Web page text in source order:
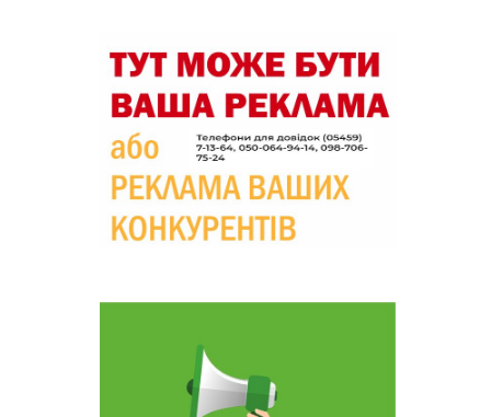
05 сер
нотаріальному документі
виявлено описку?
18:39
04 сер
«КОЛО НЕЗЛАМНИХ»: як
діти та ветерани разом
створюють унікальний
телепроєкт
09:52
Родина Степаненків: від
квітучого прикордоння
маніпуляційбез конфліктів
«Все закінчиться, приїду